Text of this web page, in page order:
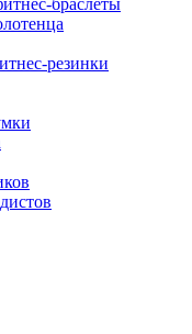
браслеты
резинки